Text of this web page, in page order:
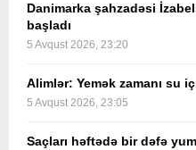
Danimarka şahzadəsi
başladı
5 Avqust 2026, 23:20
Alimlər: Yemək zamanı su
5 Avqust 2026, 23:05
Saçları həftədə bir dəfə